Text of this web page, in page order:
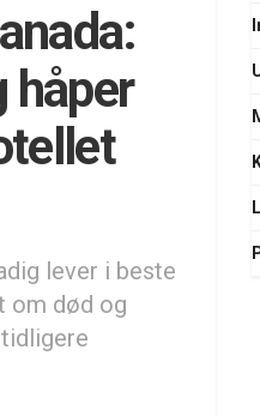
håper
lever i beste
om død og